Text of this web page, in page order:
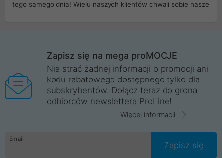
tego samego dnia! Wielu naszych klientów chwali sobie nasze
Wrocław, Poznań, Legnica, Katowice, Gliwice, Kalisz, Bytom,
Trzebnica, Opole. Szybka i profesjonalna obsługa!
ProLine to polska firma ze 100% polskim kapitałem. Działamy
legalnie i płacimy podatki w naszym kraju! Posiadamy siedzibę
główną w Mirkowie oraz salony na terenie kraju. Cała
komunikacja ze sklepem komputerowym ProLine jest
danych osobowych. Dlatego zakup notebooka albo laptopa w
ProLine to czysta przyjemność i pełne bezpieczeństwo.
Zaopatrzysz się u nas w akcesoria i części komputerowe
Zapisz się na mega proMOCJE
Nie strać żadnej informacji o promocji ani
kodu rabatowego dostępnego tylko dla
subskrybentów. Dołącz teraz do grona
odbiorców newslettera ProLine!
Więcej informacji
Email
Zapisz się